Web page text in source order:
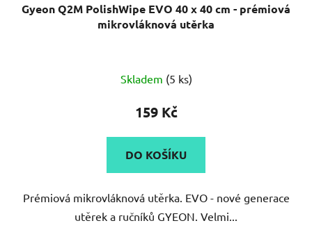
Gyeon Q2M PolishWipe EVO 40 x 40 cm - prémiová
mikrovláknová utěrka
Skladem (5 ks)
159 Kč
DO KOŠÍKU
Prémiová mikrovláknová utěrka. EVO - nové generace
utěrek a ručníků GYEON. Velmi...